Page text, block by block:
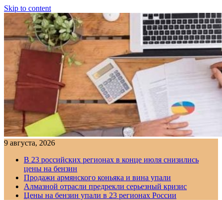
Skip to content
9 августа, 2026
В 23 российских регионах в конце июля снизились
цены на бензин
Продажи армянского коньяка и вина упали
Алмазной отрасли предрекли серьезный кризис
Цены на бензин упали в 23 регионах России